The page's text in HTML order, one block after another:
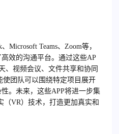
Microsoft Teams、Zoom等，
效的沟通平台。通过这些AP
、视频会议、文件共享和协同
使团队可以围绕特定项目展开
。未来，这些APP将进一步集
（VR）技术，打造更加真实和